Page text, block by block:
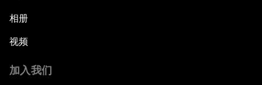
相册
视频
加入我们